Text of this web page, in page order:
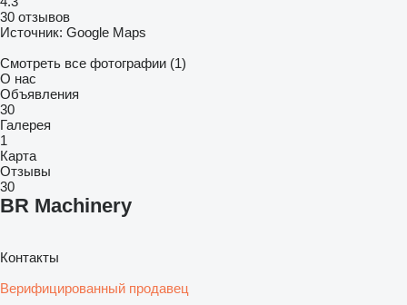
30 отзывов
Источник: Google Maps
Смотреть все фотографии (1)
О нас
Объявления
30
Галерея
1
Карта
Отзывы
30
BR Machinery
Контакты
Верифицированный продавец